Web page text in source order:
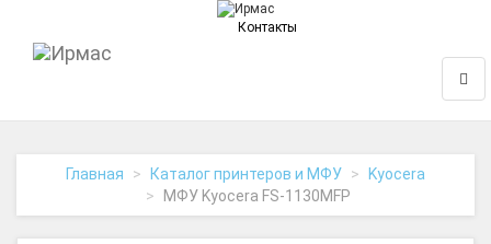
Контакты
Главная Каталог принтеров и МФУ
Kyocera
МФУ Kyocera FS-1130MFP